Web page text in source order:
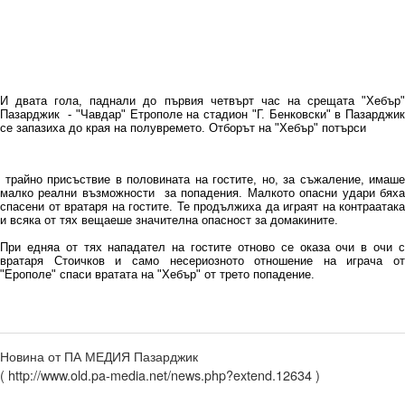
И двата гола, паднали до първия четвърт час на срещата "Хебър"
Пазарджик - "Чавдар" Етрополе на стадион "Г. Бенковски" в Пазарджик
се запазиха до края на полувремето. Отборът на "Хебър" потърси
трайно присъствие в половината на гостите, но, за съжаление, имаше
малко реални възможности за попадения. Малкото опасни удари бяха
спасени от вратаря на гостите. Те продължиха да играят на контраатака
и всяка от тях вещаеше значителна опасност за домакините.
При едняа от тях нападател на гостите отново се оказа очи в очи с
вратаря Стоичков и само несериозното отношение на играча от
"Ерополе" спаси вратата на "Хебър" от трето попадение.
Новина от ПА МЕДИЯ Пазарджик
( http://www.old.pa-media.net/news.php?extend.12634 )